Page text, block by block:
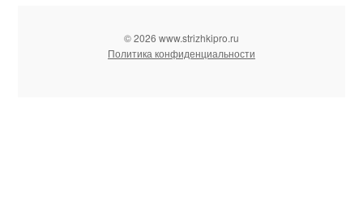
© 2026 www.strizhkipro.ru
Политика конфиденциальности